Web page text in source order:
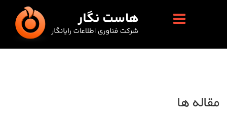
مقاله ها